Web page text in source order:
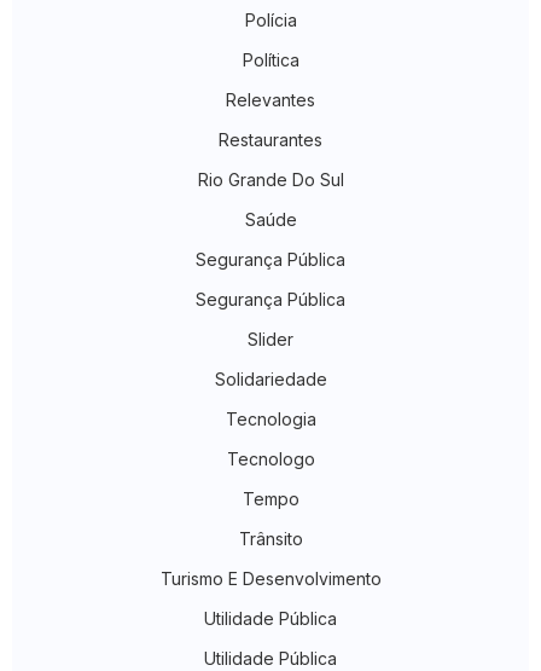
Polícia
Política
Relevantes
Restaurantes
Rio Grande Do Sul
Saúde
Segurança Pública
Segurança Pública
Slider
Solidariedade
Tecnologia
Tecnologo
Tempo
Trânsito
Turismo E Desenvolvimento
Utilidade Pública
Utilidade Pública